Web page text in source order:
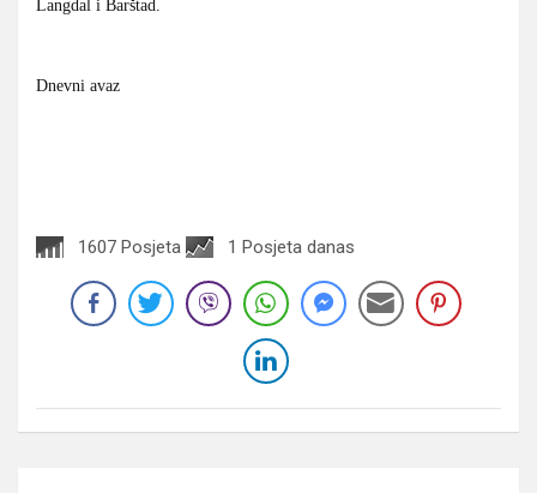
Langdal i Barštad.
Dnevni avaz
1607 Posjeta 1 Posjeta danas